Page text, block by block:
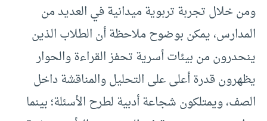
ومن خلال تجربة تربوية ميدانية في العديد من
المدارس، يمكن بوضوح ملاحظة أن الطلاب الذين
ينحدرون من بيئات أسرية تحفز القراءة والحوار
يظهرون قدرة أعلى على التحليل والمناقشة داخل
الصف، ويمتلكون شجاعة أدبية لطرح الأسئلة؛ بينما